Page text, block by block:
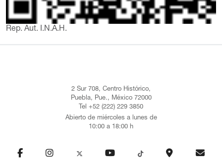
Rep. Aut. I.N.A.H.
2 Sur 708, Centro Histórico,
Puebla, Pue., México 72000
Tel +52 (222) 229 3850
Abierto de miércoles a lunes de
10:00 a 18:00 h